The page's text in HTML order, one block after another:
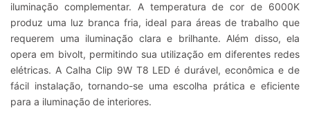
iluminação complementar. A temperatura de cor de 6000K
produz uma luz branca fria, ideal para áreas de trabalho que
requerem uma iluminação clara e brilhante. Além disso, ela
opera em bivolt, permitindo sua utilização em diferentes redes
elétricas. A Calha Clip 9W T8 LED é durável, econômica e de
fácil instalação, tornando-se uma escolha prática e eficiente
para a iluminação de interiores.